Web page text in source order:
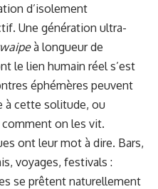
d’isolement
Une génération ultra-
à longueur de
le lien humain réel s’est
éphémères peuvent
à cette solitude, ou
comment on les vit.
ont leur mot à dire. Bars,
voyages, festivals :
se prêtent naturellement